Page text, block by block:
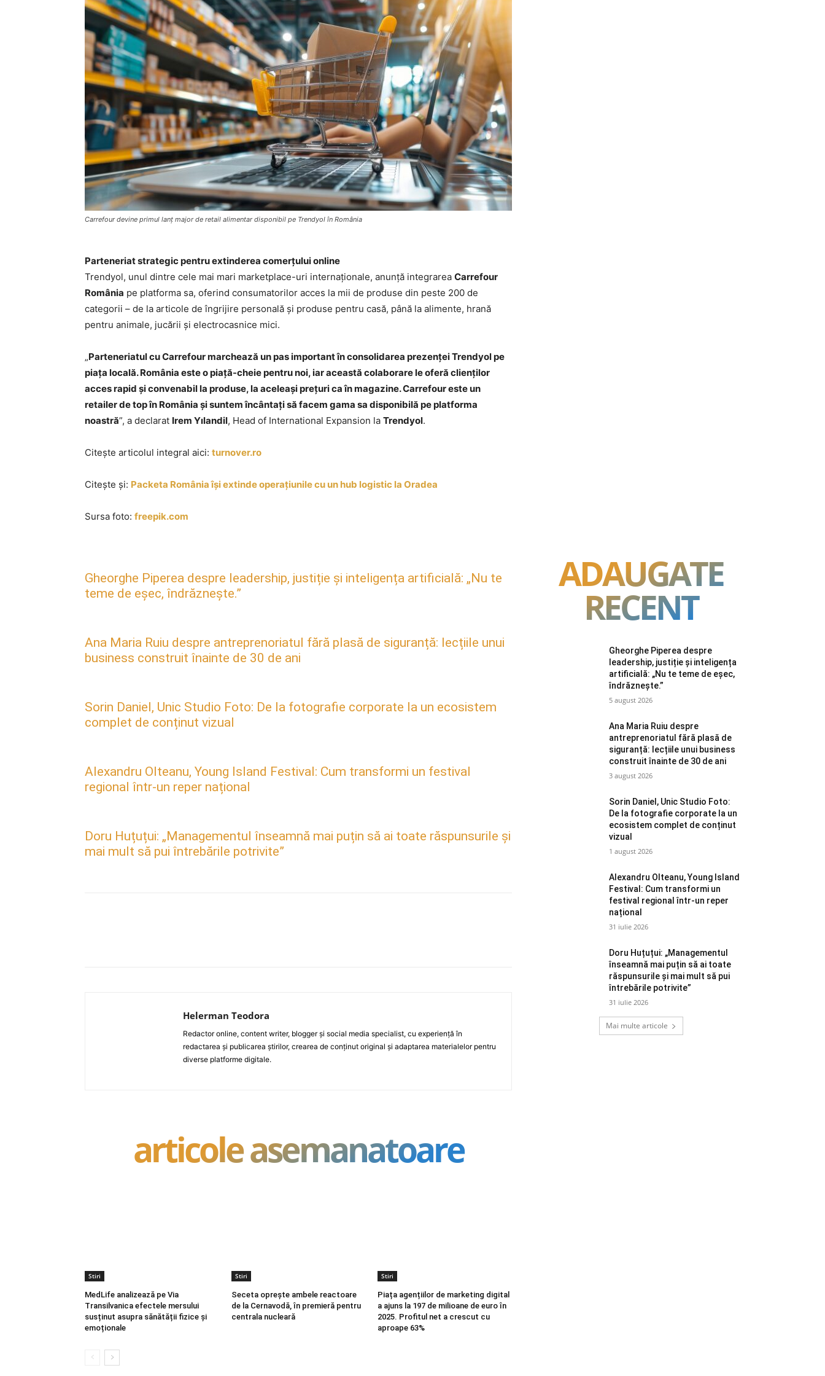
Carrefour devine primul lanț major de retail alimentar disponibil pe Trendyol în România
Parteneriat strategic pentru extinderea comerțului online
Trendyol, unul dintre cele mai mari marketplace-uri internaționale, anunță integrarea Carrefour
România pe platforma sa, oferind consumatorilor acces la mii de produse din peste 200 de
categorii – de la articole de îngrijire personală și produse pentru casă, până la alimente, hrană
pentru animale, jucării și electrocasnice mici.
„Parteneriatul cu Carrefour marchează un pas important în consolidarea prezenței Trendyol pe
piața locală. România este o piață-cheie pentru noi, iar această colaborare le oferă clienților
acces rapid și convenabil la produse, la aceleași prețuri ca în magazine. Carrefour este un
retailer de top în România și suntem încântați să facem gama sa disponibilă pe platforma
noastră”, a declarat Irem Yılandil, Head of International Expansion la Trendyol.
Citește articolul integral aici: turnover.ro
Citește și: Packeta România își extinde operațiunile cu un hub logistic la Oradea
Sursa foto: freepik.com
Gheorghe Piperea despre leadership, justiție și inteligența artificială: „Nu te
teme de eșec, îndrăznește.”
Ana Maria Ruiu despre antreprenoriatul fără plasă de siguranță: lecțiile unui
business construit înainte de 30 de ani
Sorin Daniel, Unic Studio Foto: De la fotografie corporate la un ecosistem
complet de conținut vizual
Alexandru Olteanu, Young Island Festival: Cum transformi un festival
regional într-un reper național
Doru Huțuțui: „Managementul înseamnă mai puțin să ai toate răspunsurile și
mai mult să pui întrebările potrivite”
Helerman Teodora
Redactor online, content writer, blogger și social media specialist, cu experiență în
redactarea și publicarea știrilor, crearea de conținut original și adaptarea materialelor pentru
diverse platforme digitale.
articole asemanatoare
Stiri
MedLife analizează pe Via
Transilvanica efectele mersului
susținut asupra sănătății fizice și
emoționale
Stiri
Seceta oprește ambele reactoare
de la Cernavodă, în premieră pentru
centrala nucleară
Stiri
Piața agențiilor de marketing digital
a ajuns la 197 de milioane de euro în
2025. Profitul net a crescut cu
aproape 63%
ADAUGATE
RECENT
Gheorghe Piperea despre
leadership, justiție și inteligența
artificială: „Nu te teme de eșec,
îndrăznește.”
5 august 2026
Ana Maria Ruiu despre
antreprenoriatul fără plasă de
siguranță: lecțiile unui business
construit înainte de 30 de ani
3 august 2026
Sorin Daniel, Unic Studio Foto:
De la fotografie corporate la un
ecosistem complet de conținut
vizual
1 august 2026
Alexandru Olteanu, Young Island
Festival: Cum transformi un
festival regional într-un reper
național
31 iulie 2026
Doru Huțuțui: „Managementul
înseamnă mai puțin să ai toate
răspunsurile și mai mult să pui
întrebările potrivite”
31 iulie 2026
Mai multe articole